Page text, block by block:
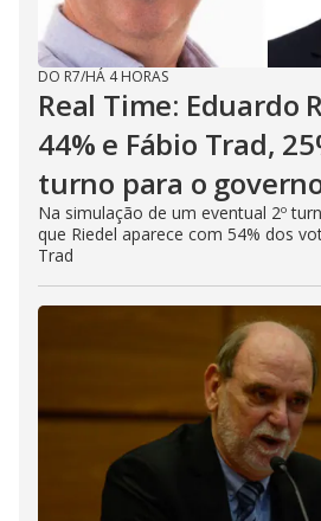
DO R7/HÁ 4 HORAS
Real Time: Eduardo
44% e Fábio Trad,
turno para o
Na simulação de um eventual 2º
que Riedel aparece com 54% dos
Trad